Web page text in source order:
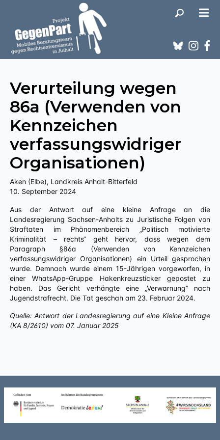
Verurteilung wegen
86a (Verwenden von
Kennzeichen
verfassungswidriger
Organisationen)
Aken (Elbe), Landkreis Anhalt-Bitterfeld
10. September 2024
Aus der Antwort auf eine kleine Anfrage an die
Landesregierung Sachsen-Anhalts zu Juristische Folgen von
Straftaten im Phänomenbereich „Politisch motivierte
Kriminalität – rechts“ geht hervor, dass wegen dem
Paragraph §86a (Verwenden von Kennzeichen
verfassungswidriger Organisationen) ein Urteil gesprochen
wurde. Demnach wurde einem 15-Jährigen vorgeworfen, in
einer WhatsApp-Gruppe Hakenkreuzsticker gepostet zu
haben. Das Gericht verhängte eine „Verwarnung“ nach
Jugendstrafrecht. Die Tat geschah am 23. Februar 2024.
Quelle: Antwort der Landesregierung auf eine Kleine Anfrage
(KA 8/2610) vom 07. Januar 2025